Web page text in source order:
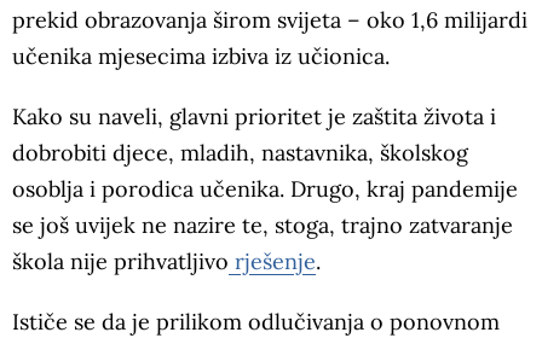
prekid obrazovanja širom svijeta – oko 1,6 milijardi
učenika mjesecima izbiva iz učionica.
Kako su naveli, glavni prioritet je zaštita života i
dobrobiti djece, mladih, nastavnika, školskog
osoblja i porodica učenika. Drugo, kraj pandemije
se još uvijek ne nazire te, stoga, trajno zatvaranje
škola nije prihvatljivo rješenje.
Ističe se da je prilikom odlučivanja o ponovnom